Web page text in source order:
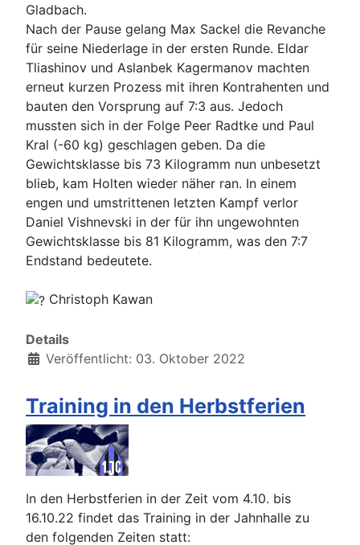
Gladbach.
Nach der Pause gelang Max Sackel die Revanche
für seine Niederlage in der ersten Runde. Eldar
Tliashinov und Aslanbek Kagermanov machten
erneut kurzen Prozess mit ihren Kontrahenten und
bauten den Vorsprung auf 7:3 aus. Jedoch
mussten sich in der Folge Peer Radtke und Paul
Kral (-60 kg) geschlagen geben. Da die
Gewichtsklasse bis 73 Kilogramm nun unbesetzt
blieb, kam Holten wieder näher ran. In einem
engen und umstrittenen letzten Kampf verlor
Daniel Vishnevski in der für ihn ungewohnten
Gewichtsklasse bis 81 Kilogramm, was den 7:7
Endstand bedeutete.
Christoph Kawan
Details
Veröffentlicht: 03. Oktober 2022
Training in den Herbstferien
In den Herbstferien in der Zeit vom 4.10. bis
16.10.22 findet das Training in der Jahnhalle zu
den folgenden Zeiten statt: